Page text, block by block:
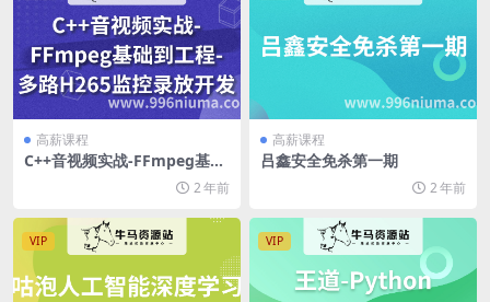
高薪课程
C++音视频实战-FFmpeg基础
到工程-多路H265监控录放开
2 年前
高薪课程
吕鑫安全免杀第一期
2 年前
VIP VIP